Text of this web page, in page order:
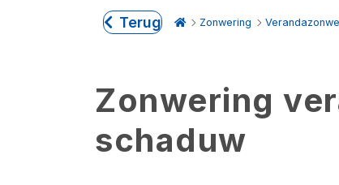
Terug Zonwering
Zonwering
schaduw